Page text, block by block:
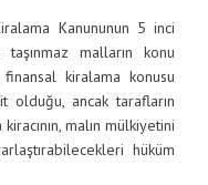
Kanununun 5 inci
malların konu
kiralama konusu
olduğu, ancak tarafların
malın mülkiyetini
hüküm